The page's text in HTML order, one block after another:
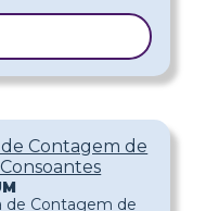
Contagem de